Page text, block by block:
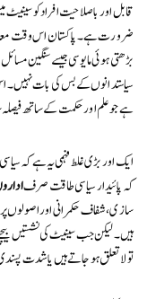
قابل اور باصلاحیت افراد کو سینیٹ
ضرورت ہے۔ پاکستان اس وقت
بڑھتی ہوئی مایوسی جیسے سنگین
سیاستدانوں کے بس کی بات
ہے جو علم اور حکمت کے ساتھ
ایک اور بڑی غلط فہمی یہ ہے کہ
کہ پائیدار سیاسی طاقت صرف
سازی، شفاف حکمرانی اور اصولوں پر
ہیں۔ لیکن جب سینیٹ کی نشستیں بیچنے
تو لاتعلق ہو جاتے ہیں یا شدت